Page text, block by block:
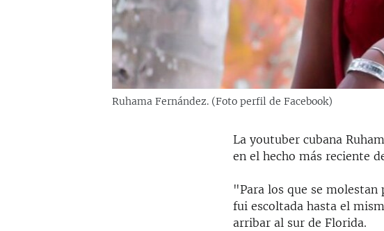
Ruhama Fernández. (Foto perfil de Facebook)
La youtuber cubana
en el hecho más reciente
"Para los que se
fui escoltada hasta el
arribar al sur de Florida.